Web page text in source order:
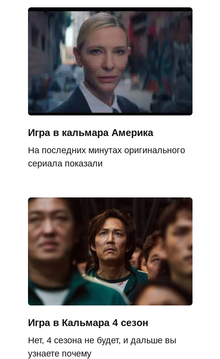
Игра в кальмара Америка
На последних минутах оригинального
сериала показали
Игра в Кальмара 4 сезон
Нет, 4 сезона не будет, и дальше вы
узнаете почему